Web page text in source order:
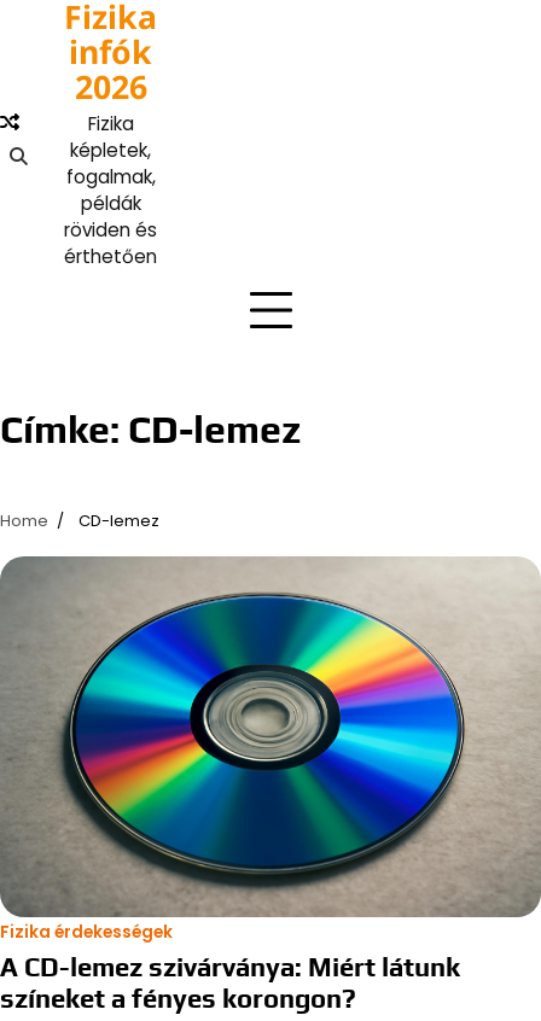
content
Fizika
infók
2026
Fizika
képletek,
fogalmak,
példák
röviden és
érthetően
Címke: CD-lemez
Home CD-lemez
Fizika érdekességek
A CD-lemez szivárványa: Miért látunk
színeket a fényes korongon?